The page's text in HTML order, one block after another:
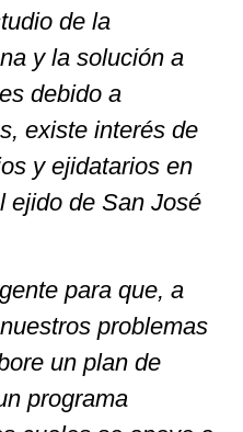
de la
y la solución a
debido a
existe interés de
y ejidatarios en
ejido de San José
para que, a
problemas
un plan de
programa